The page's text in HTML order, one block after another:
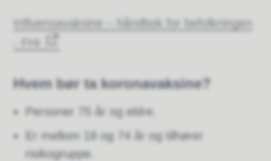
Influensavaksine – håndbok for befolkningen
- FHI
Hvem bør ta koronavaksine?
Personer 75 år og eldre.
Er mellom 18 og 74 år og tilhører
risikogruppe.